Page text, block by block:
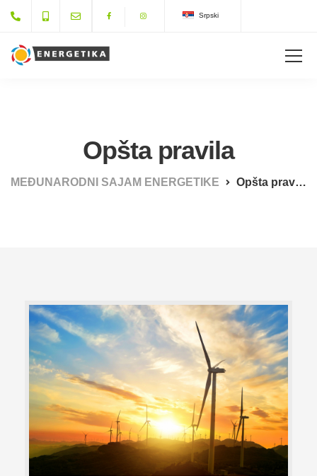
Srpski
Opšta pravila
MEĐUNARODNI SAJAM ENERGETIKE Opšta pravila